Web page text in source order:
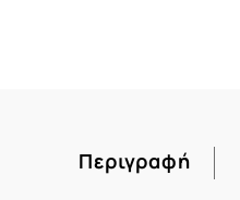
Περιγραφή